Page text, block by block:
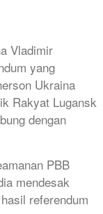
Vladimir
yang
Ukraina
Rakyat Lugansk
dengan
PBB
mendesak
referendum